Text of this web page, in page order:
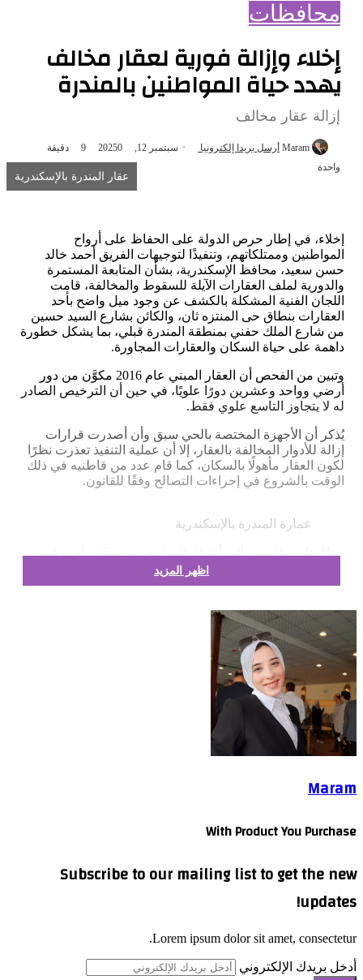
محافظات
إخلاء وإزالة فورية لعقار مخالف
يهدد حياة المواطنين بالمندرة
إزالة عقار مخالف
Maram أرسل بريدا إلكترونيا سبتمبر 12, 2025 0
دقيقة
واحدة
عقار المندرة بالإسكندرية
إخلاء، في إطار حرص الدولة على الحفاظ على أرواح
المواطنين وممتلكاتهم، وتنفيذًا لتوجيهات الفريق أحمد خالد
حسن سعيد، محافظ الإسكندرية، بشأن المتابعة المستمرة
والدورية لملف العقارات الآيلة للسقوط والمخالفة، قامت
اللجان الفنية المشكلة بالكشف عن وجود ميل واضح بأحد
العقارات بنطاق حى المنتزه ثان، والكائن بشارع السيد حسين
من شارع الملك حفني بمنطقة المندرة قبلي، بما يشكل خطورة
داهمة على حياة السكان والعقارات المجاورة.
وتبين من الفحص أن العقار المبني عام 2016 مكوَّن من دور
أرضي وواحد وعشرين دورًا علويًا، في حين أن الترخيص الصادر
له لا يتجاوز التاسع علوي فقط.
يُذكر أن الأجهزة المختصة بالحي سبق وأن أصدرت قرارات
إزالة للأدوار المخالفة بالعقار، إلا أن عملية التنفيذ تعذرت نظرًا
لكون العقار مأهولًا بالسكان، كما قام عدد من قاطنيه في ذلك
الوقت بالشروع في إجراءات التصالح وفقًا للقانون.
عمارة المندرة بالإسكندرية
متخصصة لفحص حالة العقار على الطبيعة، إلى جانب قيام
لجنة المنشآت الآيلة للسقوط بالمعاينة الفورية والتي أصدرت
قرارها العاجل بسرعة تنفيذ الإزالة حرصًا على سلامة
المواطنين والممتلكات.
وفي هذا السياق، تقوم الأجهزة التنفيذية حاليًا بإخلاء السكان من
الدور العاشر وحتى الطابق الحادي والعشرين، تمهيدًا لتنفيذ
قرارات الإزالة، مع استمرار رصد ومتابعة ميل العقار لحظة
بلحظة من قِبل اللجنة الفنية المختصة.
اظهر المزيد
Maram
With Product You Purchase
Subscribe to our mailing list to get the new
updates!
Lorem ipsum dolor sit amet, consectetur.
أدخل بريدك الإلكتروني